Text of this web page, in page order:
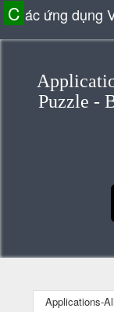
C ác ứng dụng
Puzzle -
Applications-All